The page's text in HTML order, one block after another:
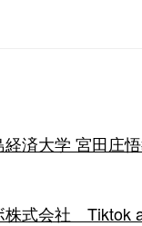
済大学 宮田庄
株式会社 Tiktok